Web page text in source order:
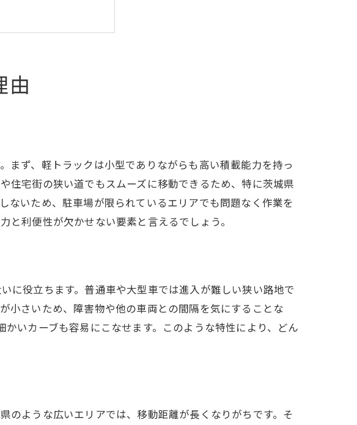
法
由
まず、軽トラックは小型でありながらも高い積載能力を持っ
住宅街の狭い道でもスムーズに移動できるため、特に茨城県
ないため、駐車場が限られているエリアでも問題なく作業を
利便性が欠かせない要素と言えるでしょう。
に役立ちます。普通車や大型車では進入が難しい狭い路地で
小さいため、障害物や他の車両との間隔を気にすることな
いカーブも容易にこなせます。このような特性により、どん
のような広いエリアでは、移動距離が長くなりがちです。そ